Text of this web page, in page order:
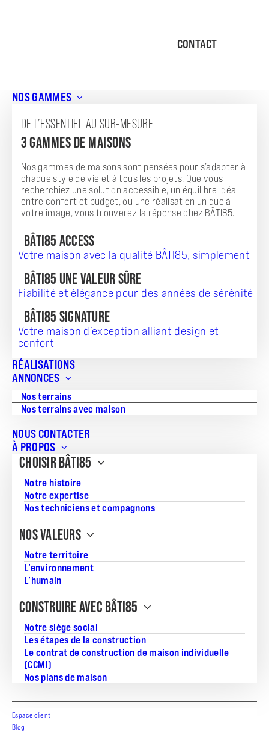
NOS GAMMES
DE L’ESSENTIEL AU SUR-MESURE
3 GAMMES DE MAISONS
Nos gammes de maisons sont pensées pour s’adapter à
chaque style de vie et à tous les projets. Que vous
recherchiez une solution accessible, un équilibre idéal
entre confort et budget, ou une réalisation unique à
votre image, vous trouverez la réponse chez BÂTI85.
BÂTI85 ACCESS
Votre maison avec la qualité BÂTI85, simplement
BÂTI85 UNE VALEUR SÛRE
Fiabilité et élégance pour des années de sérénité
BÂTI85 SIGNATURE
Votre maison d’exception alliant design et
confort
RÉALISATIONS
ANNONCES
Nos terrains
Nos terrains avec maison
NOUS CONTACTER
À PROPOS
CHOISIR BÂTI85
Notre histoire
Notre expertise
Nos techniciens et compagnons
NOS VALEURS
Notre territoire
L’environnement
L’humain
CONSTRUIRE AVEC BÂTI85
Notre siège social
Les étapes de la construction
Le contrat de construction de maison individuelle
(CCMI)
Nos plans de maison
CONTACT
Espace client
Blog
Archives Réalisations
Résolument moderne à Notre Dame de Monts